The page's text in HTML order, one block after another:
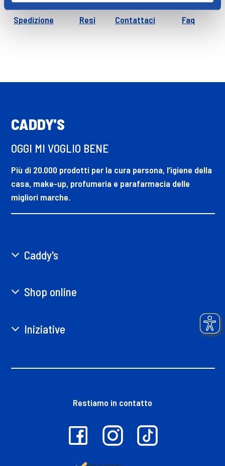
Spedizione Resi Contattaci Faq
CADDY'S
OGGI MI VOGLIO BENE
Più di 20.000 prodotti per la cura persona, l’igiene della
casa, make-up, profumeria e parafarmacia delle
migliori marche.
Caddy's
Shop online
Iniziative
Restiamo in contatto